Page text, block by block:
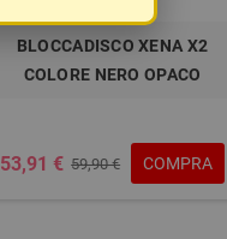
BLOCCADISCO XENA X2
COLORE NERO OPACO
53,91 € 59,90 € COMPRA